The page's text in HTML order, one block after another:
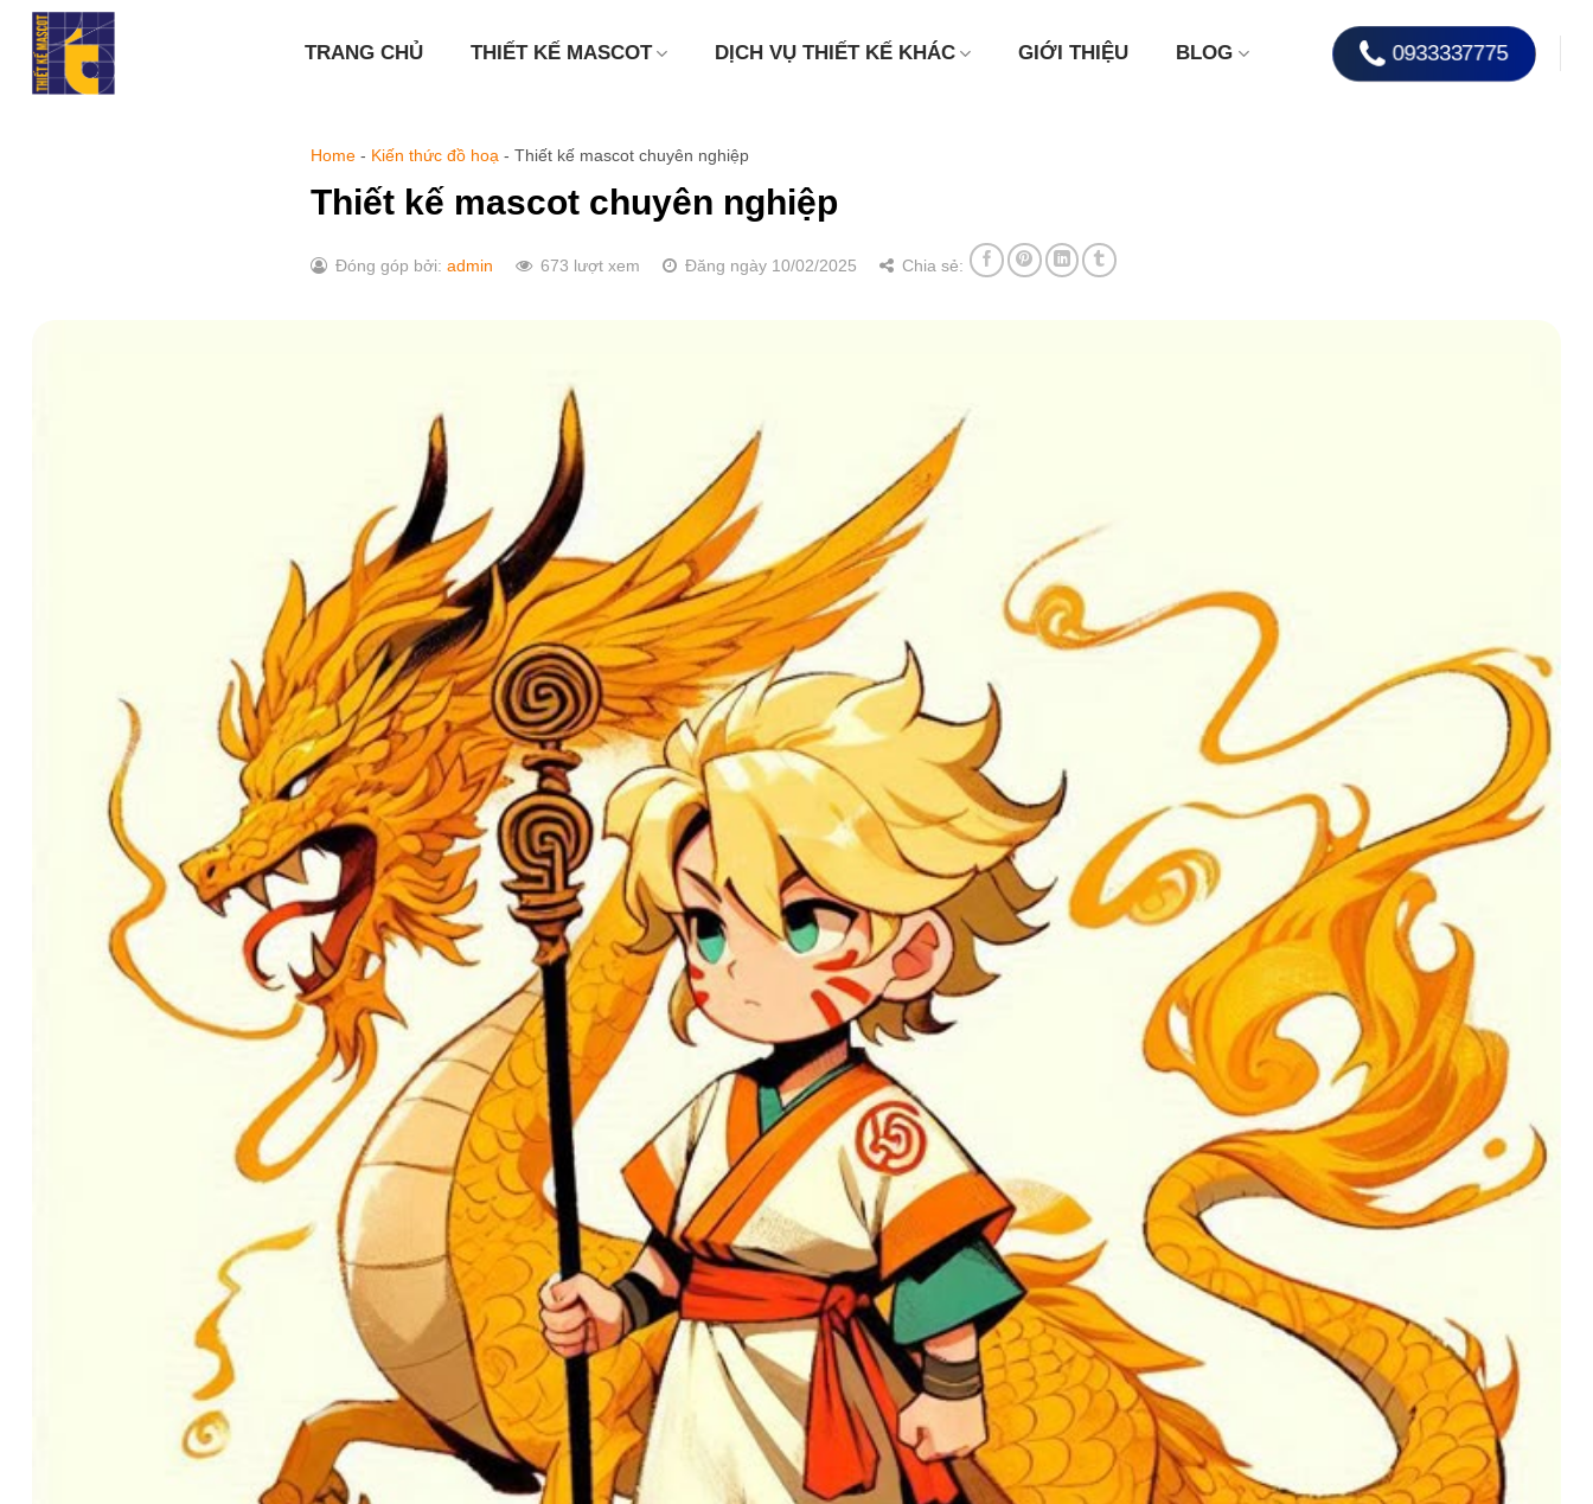
Chuyển
TRANG CHỦ THIẾT KẾ MASCOT DỊCH VỤ THIẾT KẾ KHÁC GIỚI THIỆU BLOG 0933337775
Home - Kiến thức đồ hoạ - Thiết kế mascot chuyên nghiệp
Thiết kế mascot chuyên nghiệp
Đóng góp bởi: admin 673 lượt xem Đăng ngày 10/02/2025 Chia sẻ: